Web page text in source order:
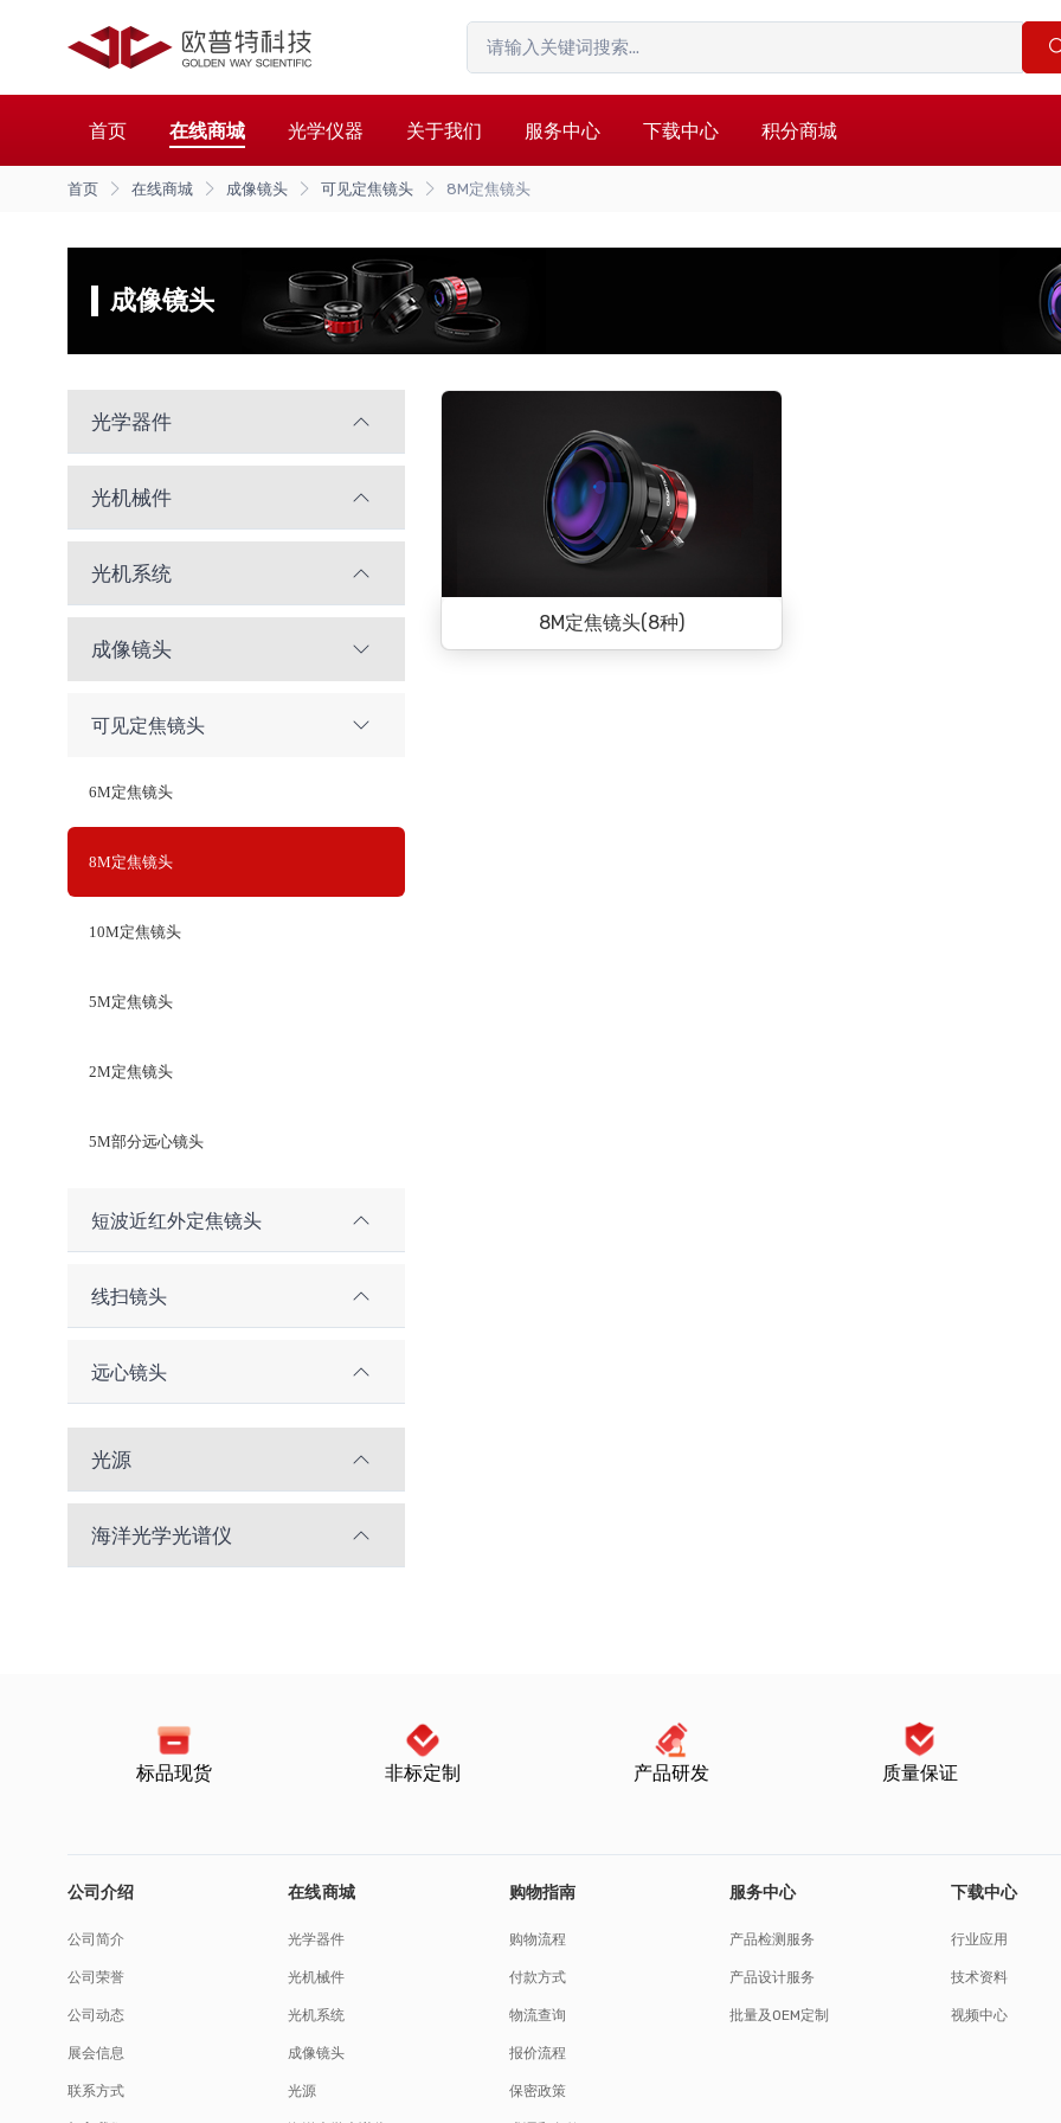
首页 在线商城 光学仪器 关于我们 服务中心 下载中心 积分商城
首页 在线商城 成像镜头 可见定焦镜头 8M定焦镜头
成像镜头
光学器件
光机械件
光机系统
成像镜头
可见定焦镜头
6M定焦镜头
8M定焦镜头
10M定焦镜头
5M定焦镜头
2M定焦镜头
5M部分远心镜头
短波近红外定焦镜头
线扫镜头
远心镜头
光源
海洋光学光谱仪
8M定焦镜头(8种)
标品现货 非标定制 产品研发 质量保证
公司介绍
公司简介
公司荣誉
公司动态
展会信息
联系方式
在线商城
光学器件
光机械件
光机系统
成像镜头
光源
购物指南
购物流程
付款方式
物流查询
报价流程
保密政策
服务中心
产品检测服务
产品设计服务
批量及OEM定制
下载中心
行业应用
技术资料
视频中心